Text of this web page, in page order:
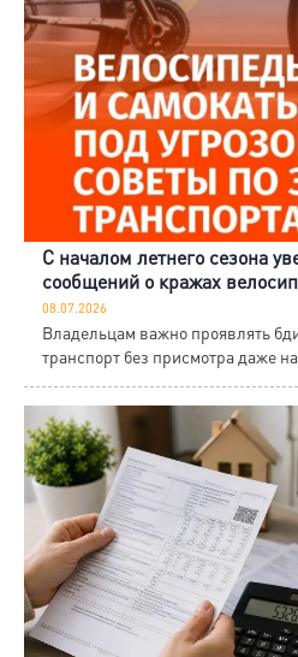
С началом летнего сезона
сообщений о кражах
08.07.2026
Владельцам важно проявлять
транспорт без присмотра даже